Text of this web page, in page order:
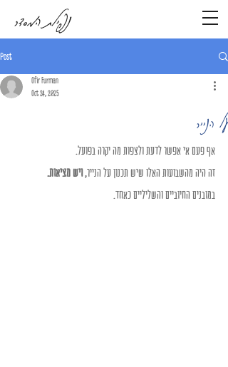
נפילת המסדר
Post
על הנייר
Ofir Furman
Oct 24, 2025
אף פעם אי אפשר לדעת ולצפות מה יקרה בפועל.
זה היה מהשבועות האלו שיש תכנון על הנייר, ויש מציאות.
במובנים החיוביים והשליליים כאחד.